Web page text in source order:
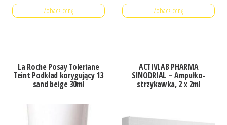
Zobacz cenę Zobacz cenę
La Roche Posay Toleriane
Teint Podkład korygujący 13
sand beige 30ml
ACTIVLAB PHARMA
SINODRIAL – Ampułko-
strzykawka, 2 x 2ml